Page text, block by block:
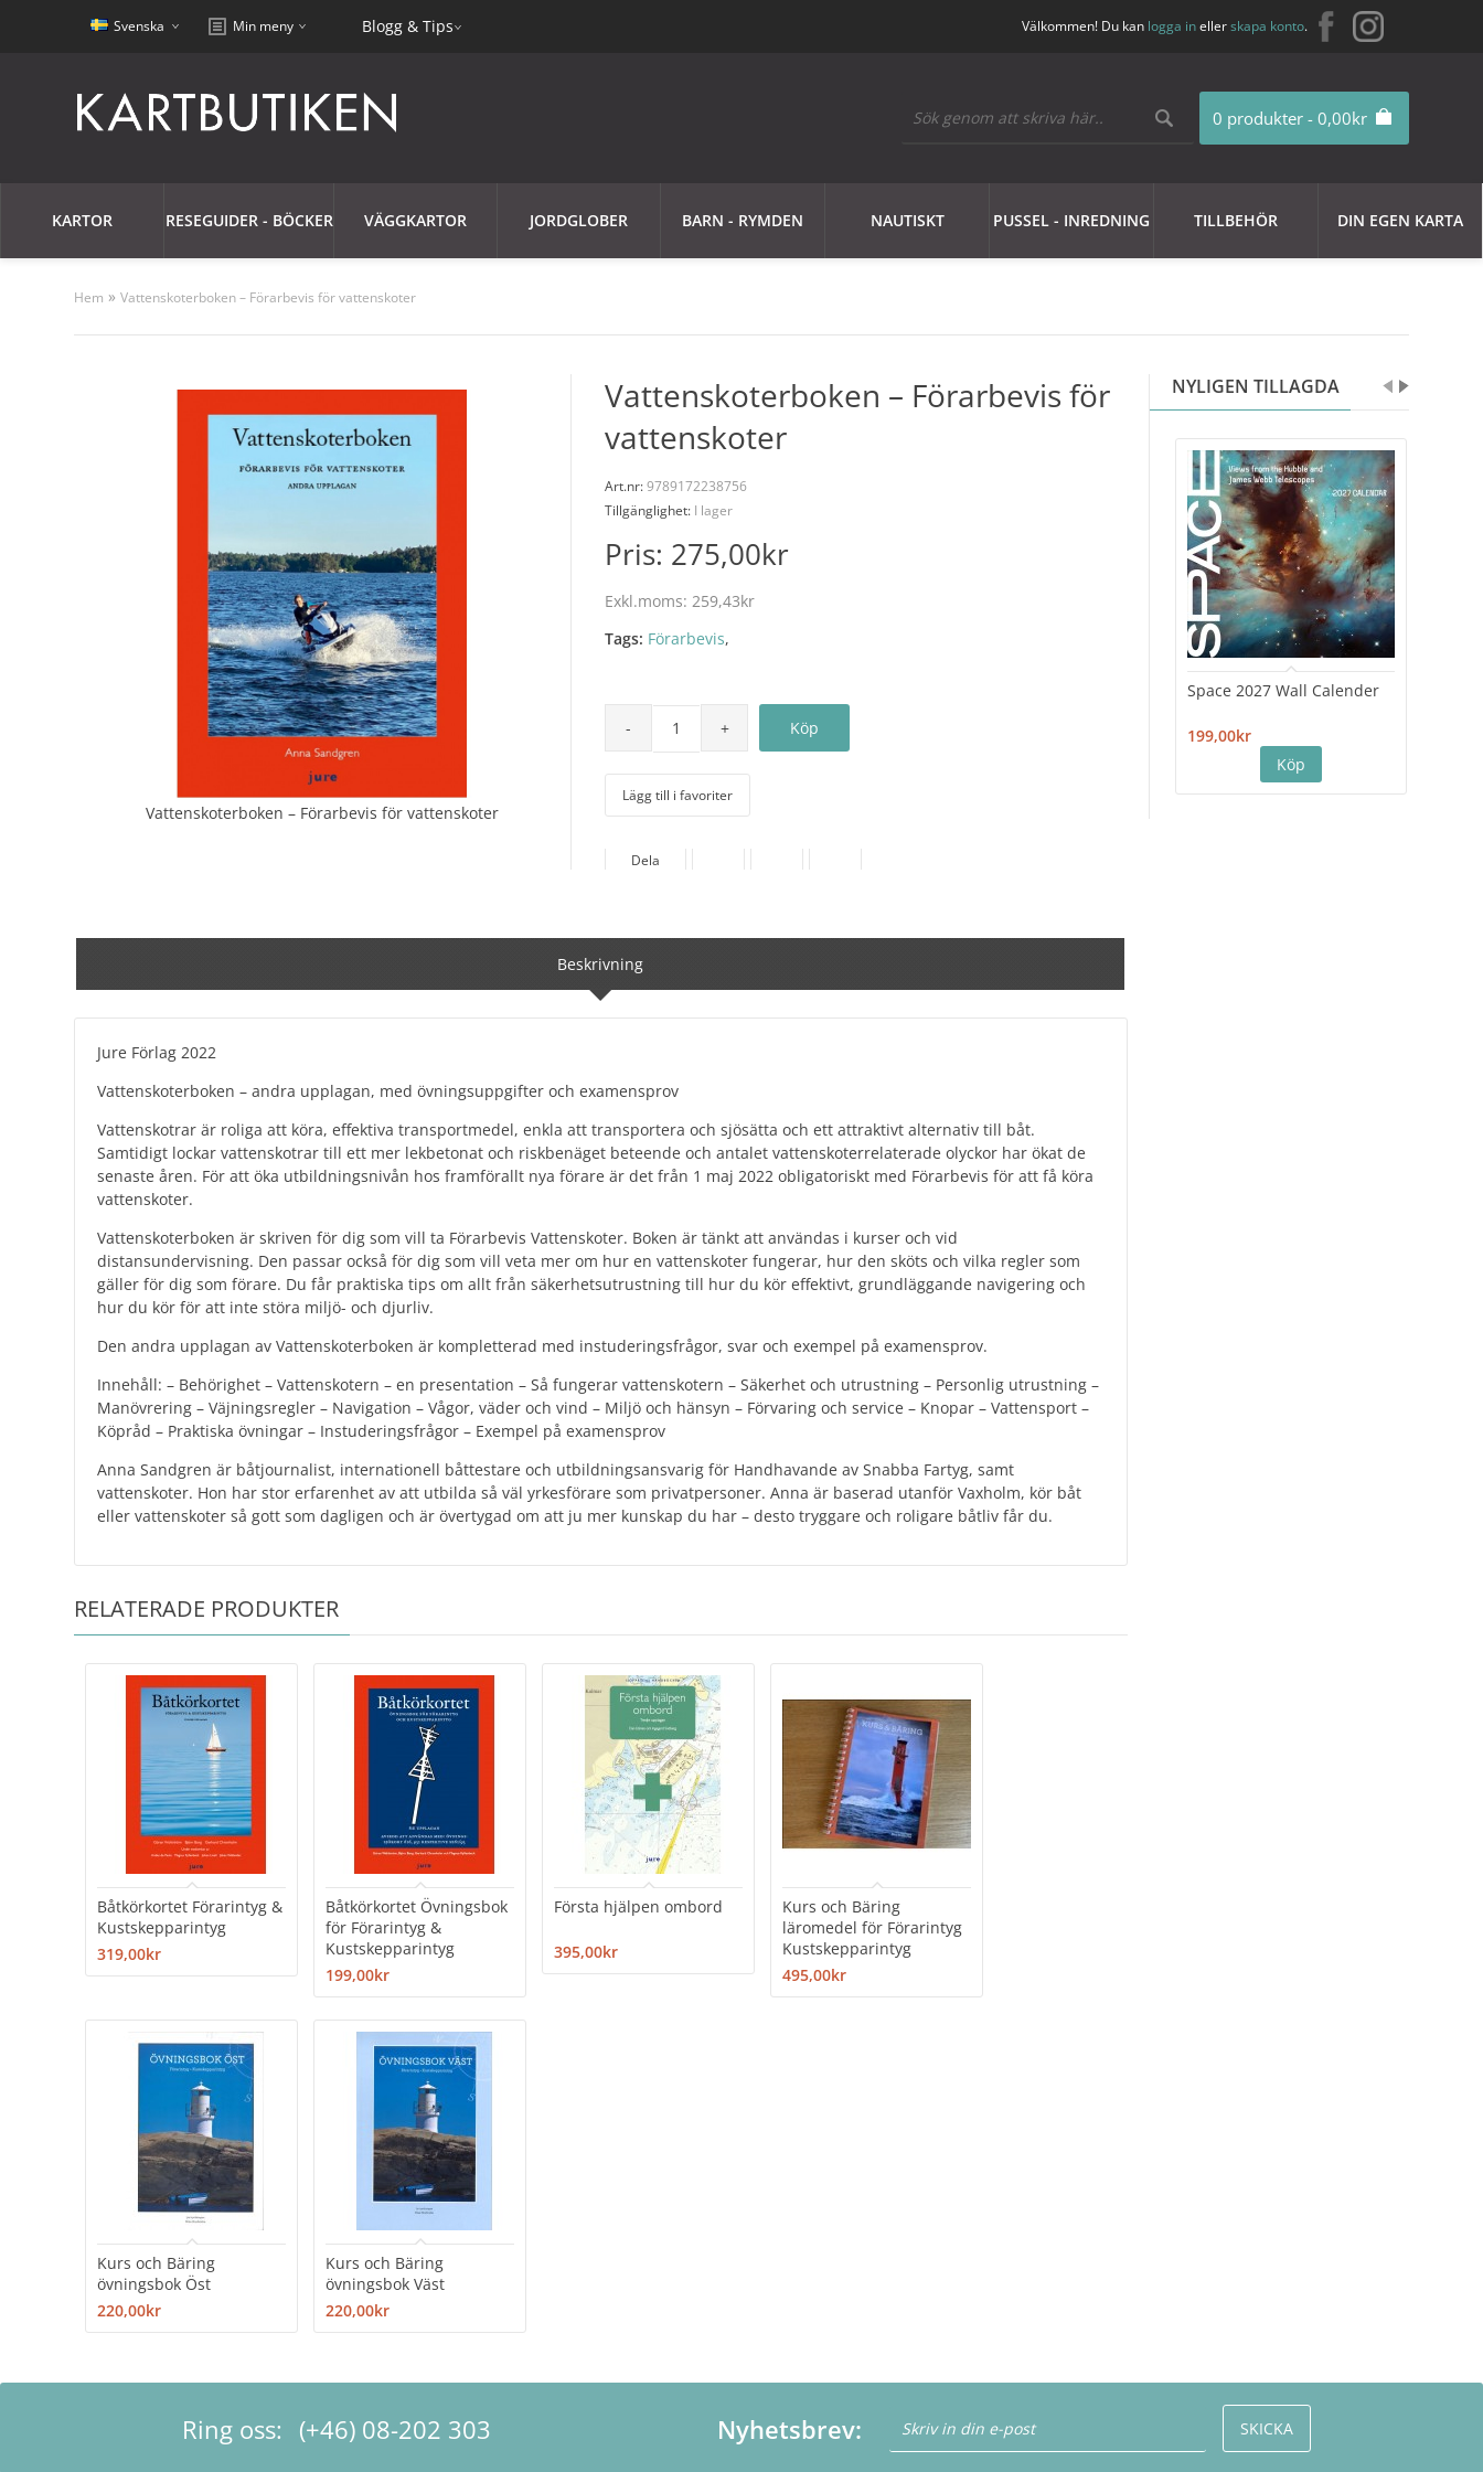
Svenska Min meny Blogg & Tips Välkommen! Du kan logga inellerskapa konto.
0 produkter - 0,00kr
KARTOR RESEGUIDER - BÖCKER VÄGGKARTOR JORDGLOBER BARN - RYMDEN NAUTISKT PUSSEL - INREDNING TILLBEHÖR DIN EGEN KARTA
Hem »Vattenskoterboken – Förarbevis för vattenskoter
NYLIGEN TILLAGDA
Space 2027 Wall Calender
199,00kr
Vattenskoterboken – Förarbevis för vattenskoter
Vattenskoterboken – Förarbevis för
vattenskoter
Art.nr:9789172238756
Tillgänglighet: I lager
Pris: 275,00kr
Exkl.moms:259,43kr
Tags: Förarbevis,
Lägg till i favoriter
Dela
Beskrivning
Jure Förlag 2022
Vattenskoterboken – andra upplagan, med övningsuppgifter och examensprov
Vattenskotrar är roliga att köra, effektiva transportmedel, enkla att transportera och sjösätta och ett attraktivt alternativ till båt.
Samtidigt lockar vattenskotrar till ett mer lekbetonat och riskbenäget beteende och antalet vattenskoterrelaterade olyckor har ökat de
senaste åren. För att öka utbildningsnivån hos framförallt nya förare är det från 1 maj 2022 obligatoriskt med Förarbevis för att få köra
vattenskoter.
Vattenskoterboken är skriven för dig som vill ta Förarbevis Vattenskoter. Boken är tänkt att användas i kurser och vid
distansundervisning. Den passar också för dig som vill veta mer om hur en vattenskoter fungerar, hur den sköts och vilka regler som
gäller för dig som förare. Du får praktiska tips om allt från säkerhetsutrustning till hur du kör effektivt, grundläggande navigering och
hur du kör för att inte störa miljö- och djurliv.
Den andra upplagan av Vattenskoterboken är kompletterad med instuderingsfrågor, svar och exempel på examensprov.
Innehåll: – Behörighet – Vattenskotern – en presentation – Så fungerar vattenskotern – Säkerhet och utrustning – Personlig utrustning –
Manövrering – Väjningsregler – Navigation – Vågor, väder och vind – Miljö och hänsyn – Förvaring och service – Knopar – Vattensport –
Köpråd – Praktiska övningar – Instuderingsfrågor – Exempel på examensprov
Anna Sandgren är båtjournalist, internationell båttestare och utbildningsansvarig för Handhavande av Snabba Fartyg, samt
vattenskoter. Hon har stor erfarenhet av att utbilda så väl yrkesförare som privatpersoner. Anna är baserad utanför Vaxholm, kör båt
eller vattenskoter så gott som dagligen och är övertygad om att ju mer kunskap du har – desto tryggare och roligare båtliv får du.
RELATERADE PRODUKTER
Båtkörkortet Förarintyg &
Kustskepparintyg
319,00kr
Båtkörkortet Övningsbok
för Förarintyg &
Kustskepparintyg
199,00kr
Första hjälpen ombord
395,00kr
Kurs och Bäring
läromedel för Förarintyg
Kustskepparintyg
495,00kr
Kurs och Bäring
övningsbok Öst
220,00kr
Kurs och Bäring
övningsbok Väst
220,00kr
Ring oss: (+46) 08-202 303 Nyhetsbrev: